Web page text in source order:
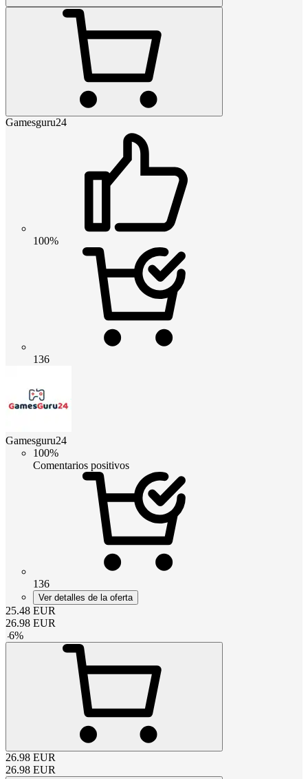
Gamesguru24
100%
136
Gamesguru24
100%
Comentarios positivos
136
Ver detalles de la oferta
25.48 EUR
26.98 EUR
-6%
26.98 EUR
26.98 EUR